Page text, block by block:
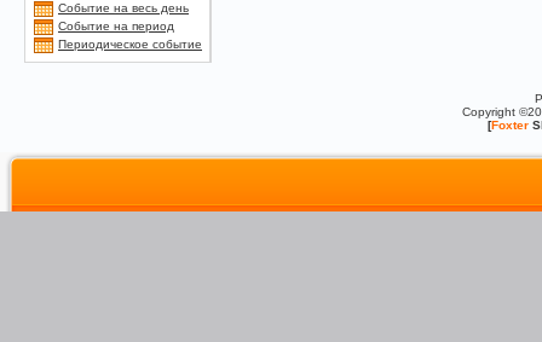
Событие на весь день
Событие на период
Периодическое событие
Copyright
[Foxter